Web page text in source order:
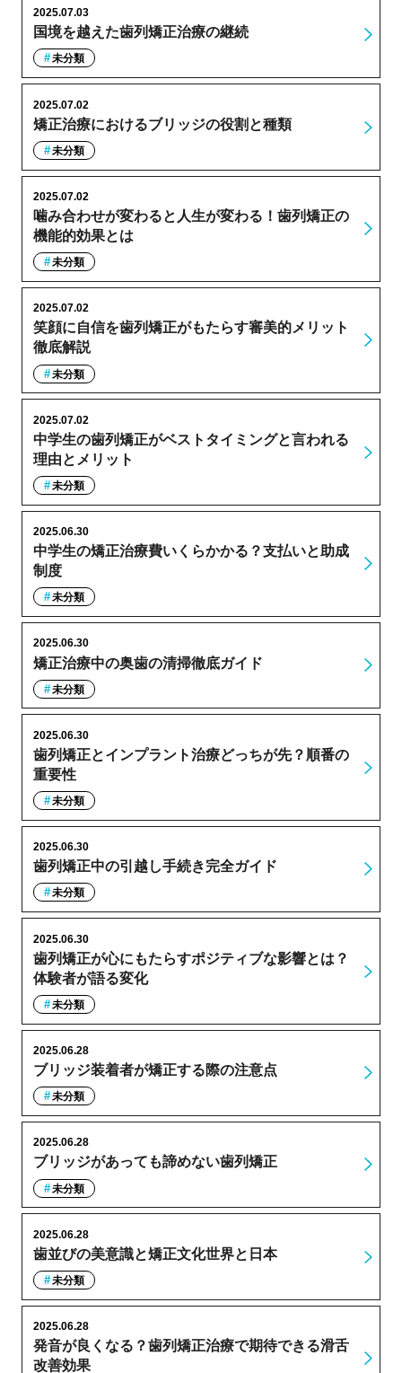
国境を越えた歯列矯正治療の継続
2025.07.03
未分類
矯正治療におけるブリッジの役割と種類
2025.07.02
未分類
噛み合わせが変わると人生が変わる！歯列矯正の
機能的効果とは
2025.07.02
未分類
笑顔に自信を歯列矯正がもたらす審美的メリット
徹底解説
2025.07.02
未分類
中学生の歯列矯正がベストタイミングと言われる
理由とメリット
2025.07.02
未分類
中学生の矯正治療費いくらかかる？支払いと助成
制度
2025.06.30
未分類
矯正治療中の奥歯の清掃徹底ガイド
2025.06.30
未分類
歯列矯正とインプラント治療どっちが先？順番の
重要性
2025.06.30
未分類
歯列矯正中の引越し手続き完全ガイド
2025.06.30
未分類
歯列矯正が心にもたらすポジティブな影響とは？
体験者が語る変化
2025.06.30
未分類
ブリッジ装着者が矯正する際の注意点
2025.06.28
未分類
ブリッジがあっても諦めない歯列矯正
2025.06.28
未分類
歯並びの美意識と矯正文化世界と日本
2025.06.28
未分類
発音が良くなる？歯列矯正治療で期待できる滑舌
改善効果
2025.06.28